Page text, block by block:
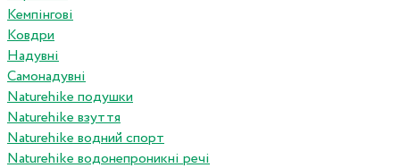
Кемпінгові
Ковдри
Надувні
Самонадувні
Naturehike подушки
Naturehike взуття
Naturehike водний спорт
Naturehike водонепроникні речі